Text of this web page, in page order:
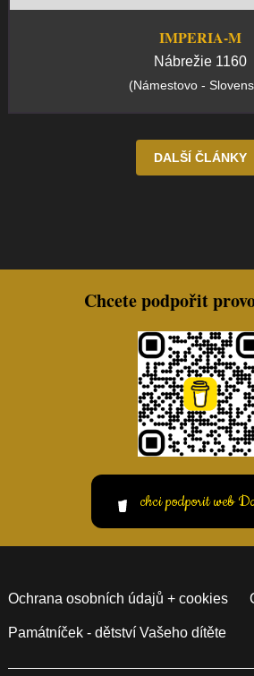
IMPERIA-M
Nábrežie 1160
(Námestovo -
DALŠÍ ČLÁNKY
Chcete podpořit
chci podporit web
Ochrana osobních údajů + cookies
Památníček - dětství Vašeho dítěte